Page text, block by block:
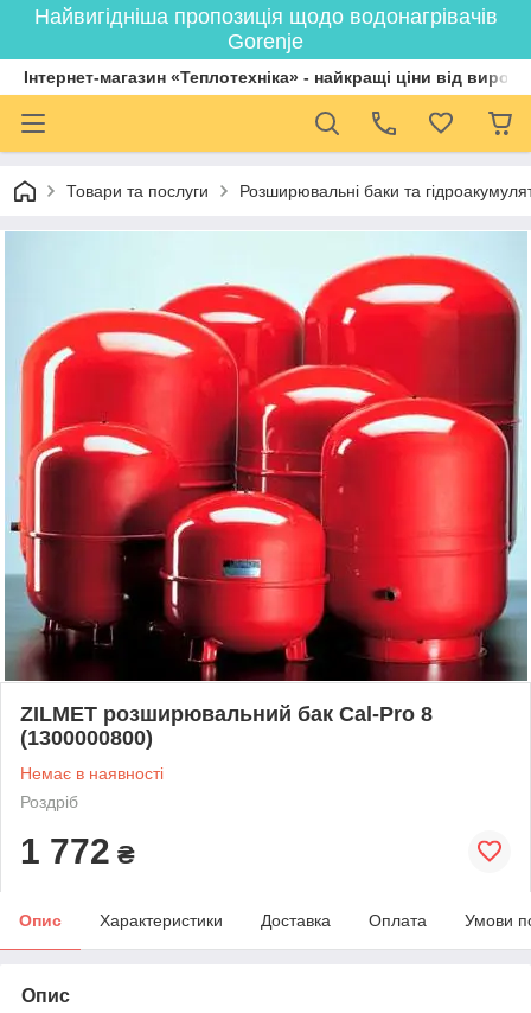
Найвигідніша пропозиція щодо водонагрівачів
Gorenje
Інтернет-магазин «Теплотехніка» - найкращі ціни від
Товари та послуги Розширювальні баки та
ZILMET розширювальний бак Cal-Pro 8
(1300000800)
Немає в наявності
Роздріб
1 772 ₴
Опис Характеристики Доставка Оплата Умови
Опис